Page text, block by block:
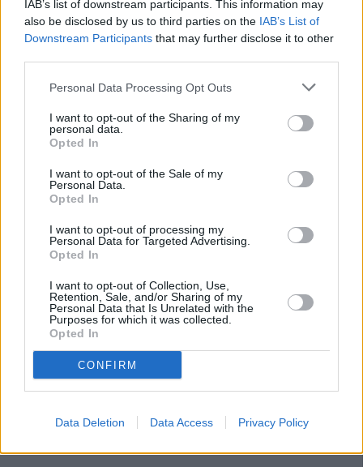
IAB’s list of downstream participants. This information may
also be disclosed by us to third parties on the IAB’s List of
Downstream Participants that may further disclose it to other
Personal Data Processing Opt Outs
I want to opt-out of the Sharing of my
personal data.
Opted In
I want to opt-out of the Sale of my
Personal Data.
Opted In
I want to opt-out of processing my
Personal Data for Targeted Advertising.
Opted In
I want to opt-out of Collection, Use,
Retention, Sale, and/or Sharing of my
Personal Data that Is Unrelated with the
Purposes for which it was collected.
Opted In
CONFIRM
Data Deletion Data Access Privacy Policy
El segundo ciclo de Infantil, Primaria y Educación
Especial comenzará el próximo día 10. Los centros podrán
dedicar la primera jornada de clase a la recepción del
alumnado. Con el objetivo de facilitar la escolarización de
los niños de Infantil que acuden a clase por primera y que
tengan dificultades de adaptación, los consejos escolares
de los centros públicos podrán establecer, durante
subraya que “en ningún caso” se adoptará con carácter
general. Para estos niveles, la finalización de las clases
En Educación Secundaria Obligatoria (ESO), Bachillerato
y Ciclos de Formación Profesional, las clases lectivas
finalizarán el 23 de junio de 2016, excepto el segundo
curso de Bachillerato que acabará el 31 de mayo.
Las enseñanzas especializadas de idiomas comenzarán sus
clases el 15 de septiembre. La finalización está fijada en el
calendario para el 23 de junio de 2016, en los cursos no
conducentes a las pruebas finales para la obtención de los